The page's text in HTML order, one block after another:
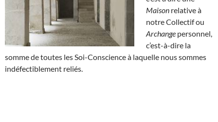
Maison relative à
notre Collectif ou
Archange personnel,
c’est-à-dire la
somme de toutes les Soi-Conscience à laquelle nous sommes
indéfectiblement reliés.